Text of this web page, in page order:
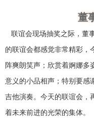
董
联谊会现场抽奖之际，董
的联谊会都感觉非常精彩，
阵爽朗笑声；欣赏着婀娜多
意义的小品相声；特别要感
吉他演奏。今天的联谊会，
着未来前进的光荣的集体。